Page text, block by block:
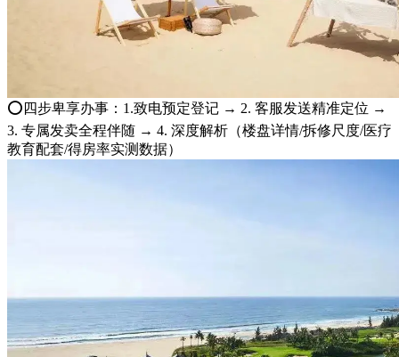
⭕四步卑享办事：1.致电预定登记 → 2. 客服发送精准定位 →
3. 专属发卖全程伴随 → 4. 深度解析（楼盘详情/拆修尺度/医疗
教育配套/得房率实测数据）